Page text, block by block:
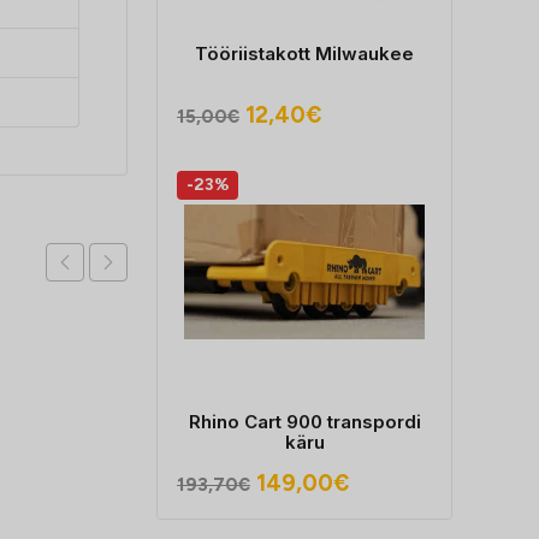
Tööriistakott Milwaukee
15,00€ Algne
15,00€.
12,40€Praegune
12,40€.
-23%
Rhino Cart 900 transpordi
käru
193,70€ Algne
149,00€Praegune